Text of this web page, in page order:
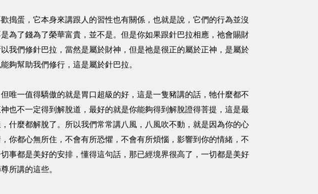
蛋，它本身來講跟人的習性也有關係，也就是說，它們的行為並沒
為了錢為了榮華富貴，並不是。但是你如果跟針巴拉相應，祂會賜財
我們修針巴拉，當然是屬於財神，但是祂是很正的屬於正神，是屬於
夠幫助我們修行，這是屬於針巴拉。
一值得驕傲的就是胃口超級的好，這是一隻豬講的話，牠什麼都不
也不一定得到解脫道，最好的就是你能夠得到解脫證得菩提，這是最
什麼都解脫了。所以我們常常講八風，八風吹不動，就是因為你的心
你都心無所住，不會有所恐懼，不會有所煩惱，影響到你的情緒，不
事都是美好的安排，懂得這句話，那已經境界很高了，一切都是美好
所講的這些。